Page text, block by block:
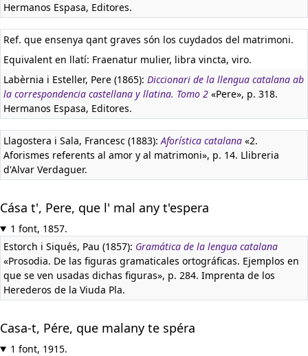
Hermanos Espasa, Editores.
Ref. que ensenya qant graves són los cuydados del matrimoni.
Equivalent en llatí: Fraenatur mulier, libra vincta, viro.
Labèrnia i Esteller, Pere (1865): Diccionari de la llengua catalana ab
la correspondencia castellana y llatina. Tomo 2 «Pere», p. 318.
Hermanos Espasa, Editores.
Llagostera i Sala, Francesc (1883):Aforística catalana «2.
Aforismes referents al amor y al matrimoni», p. 14. Llibreria
d'Alvar Verdaguer.
Cása t', Pere, que l' mal any t'espera
1 font, 1857.
Estorch i Siqués, Pau (1857): Gramática de la lengua catalana
«Prosodia. De las figuras gramaticales ortográficas. Ejemplos en
que se ven usadas dichas figuras», p. 284. Imprenta de los
Herederos de la Viuda Pla.
Casa-t, Pére, que malany te spéra
1 font, 1915.